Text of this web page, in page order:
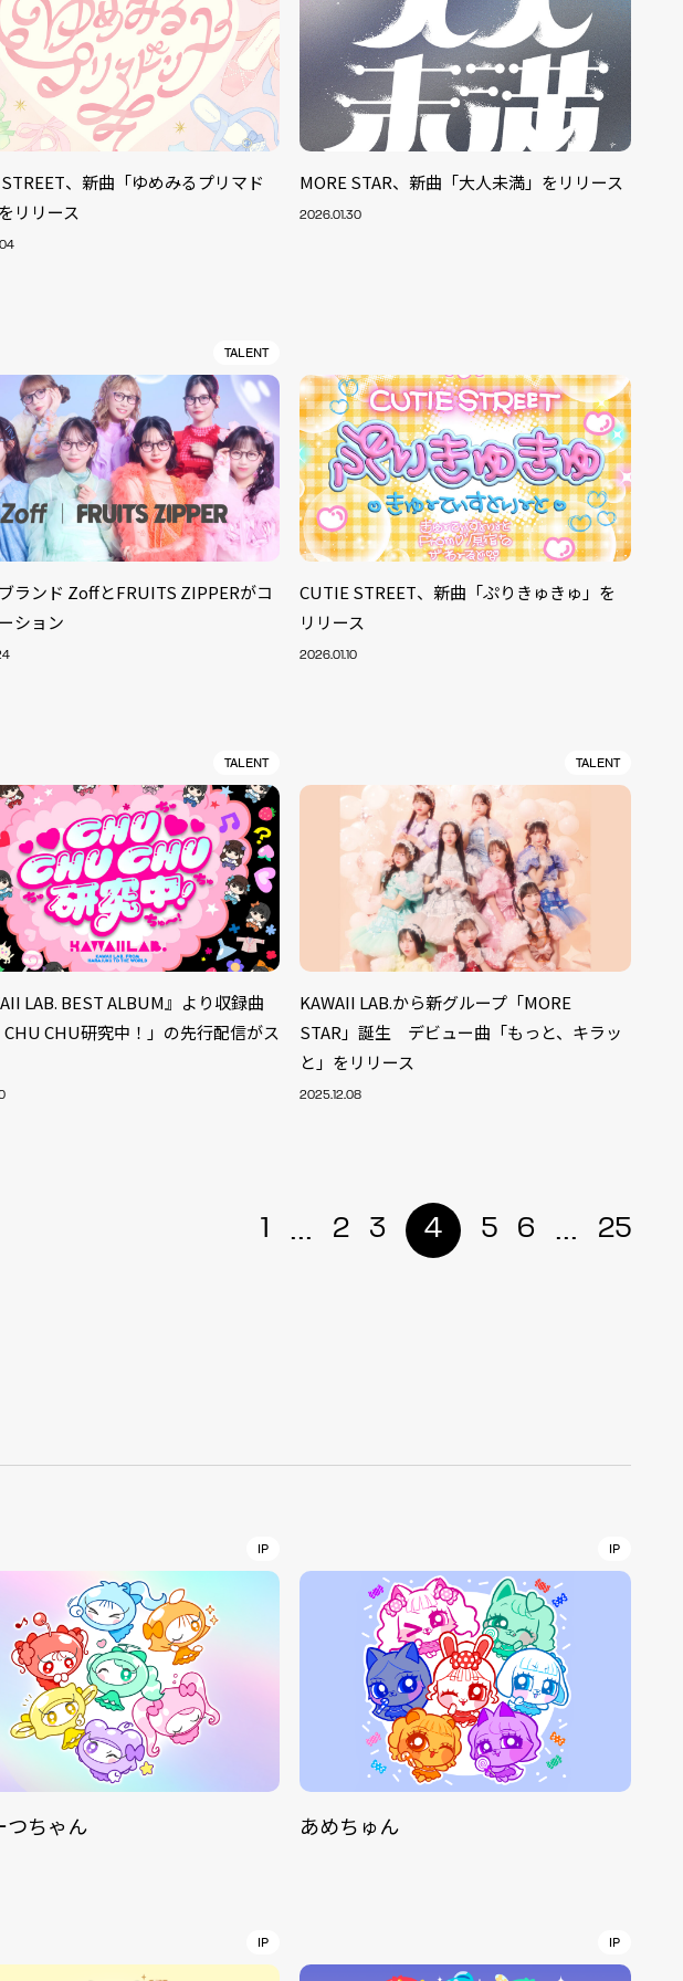
、新曲「ゆめみるプリマド
リリース
MORE STAR、新曲「大人未満」をリリース
2026.01.30
TALENT
ランド ZoffとFRUITS ZIPPERがコ
ション
CUTIE STREET、新曲「ぷりきゅきゅ」を
リリース
2026.01.10
TALENT
LAB. BEST ALBUM』より収録曲
CHU CHU研究中！」の先行配信がス
TALENT
KAWAII LAB.から新グループ「MORE
STAR」誕生 デビュー曲「もっと、キラッ
と」をリリース
2025.12.08
1 ... 2 3 4 5 6 ... 25
IP
つちゃん
IP
あめちゅん
IP IP
CONTACT